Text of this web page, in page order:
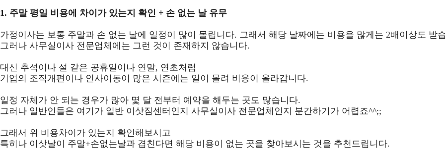
1. 주말 평일 비용에 차이가 있는지 확인 + 손 없는 날 유무
가정이사는 보통 주말과 손 없는 날에 일정이 많이 몰립니다. 그래서 해당 날짜에는 비용을 많게는 2배이상도 받
그러나 사무실이사 전문업체에는 그런 것이 존재하지 않습니다.
대신 추석이나 설 같은 공휴일이나 연말, 연초처럼
기업의 조직개편이나 인사이동이 많은 시즌에는 일이 몰려 비용이 올라갑니다.
일정 자체가 안 되는 경우가 많아 몇 달 전부터 예약을 해두는 곳도 많습니다.
그러나 일반인들은 여기가 일반 이삿짐센터인지 사무실이사 전문업체인지 분간하기가 어렵죠^^;;
그래서 위 비용차이가 있는지 확인해보시고
특히나 이삿날이 주말+손없는날과 겹친다면 해당 비용이 없는 곳을 찾아보시는 것을 추천드립니다.